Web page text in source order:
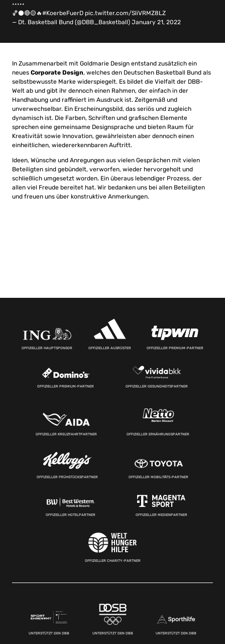
•••••
🏀⚫🔴🟡🔥#KoerbeFuerD pic.twitter.com/SliVRMZ8LZ
— Dt. Basketball Bund (@DBB_Basketball) January 21, 2022
In Zusammenarbeit mit Goldmarie Design entstand zusätzlich ein
neues Corporate Design, welches den Deutschen Basketball Bund als
selbstbewusste Marke widerspiegelt. Es bildet die Vielfalt der DBB-
Welt ab und gibt ihr dennoch einen Rahmen, der einfach in der
Handhabung und raffiniert im Ausdruck ist. Zeitgemäß und
unverwechselbar. Ein Erscheinungsbild, das seriös und zugleich
dynamisch ist. Die Farben, Schriften und grafischen Elemente
sprechen eine gemeinsame Designsprache und bieten Raum für
Kreativität sowie Innovation, gewährleisten aber dennoch einen
einheitlichen, wiedererkennbaren Auftritt.
Ideen, Wünsche und Anregungen aus vielen Gesprächen mit vielen
Beteiligten sind gebündelt, verworfen, wieder hervorgeholt und
schließlich umgesetzt worden. Ein überaus lebendiger Prozess, der
allen viel Freude bereitet hat. Wir bedanken uns bei allen Beteiligten
und freuen uns über konstruktive Anmerkungen.
OFFIZIELLER HAUPTSPONSOR OFFIZIELLER AUSRÜSTER OFFIZIELLER PREMIUM-PARTNER
OFFIZIELLER PREMIUM-PARTNER OFFIZIELLER GESUNDHEITSPARTNER
OFFIZIELLER KREUZFAHRTPARTNER OFFIZIELLER ERNÄHRUNGSPARTNER
OFFIZIELLER FRÜHSTÜCKSPARTNER OFFIZIELLER MOBILITÄTS-PARTNER
OFFIZIELLER HOTELPARTNER OFFIZIELLER MEDIENPARTNER
OFFIZIELLER CHARITY-PARTNER
UNTERSTÜTZT DEN DBB UNTERSTÜTZT DEN DBB UNTERSTÜTZT DEN DBB